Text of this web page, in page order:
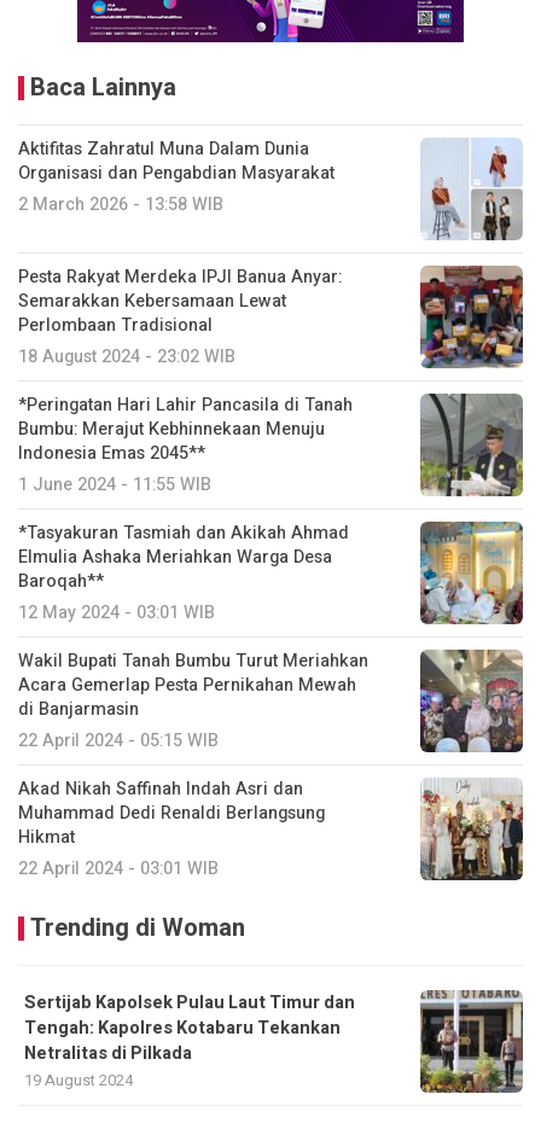
Baca Lainnya
Aktifitas Zahratul Muna Dalam Dunia
Organisasi dan Pengabdian Masyarakat
2 March 2026 - 13:58 WIB
Pesta Rakyat Merdeka IPJI Banua Anyar:
Semarakkan Kebersamaan Lewat
Perlombaan Tradisional
18 August 2024 - 23:02 WIB
*Peringatan Hari Lahir Pancasila di Tanah
Bumbu: Merajut Kebhinnekaan Menuju
Indonesia Emas 2045**
1 June 2024 - 11:55 WIB
*Tasyakuran Tasmiah dan Akikah Ahmad
Elmulia Ashaka Meriahkan Warga Desa
Baroqah**
12 May 2024 - 03:01 WIB
Wakil Bupati Tanah Bumbu Turut Meriahkan
Acara Gemerlap Pesta Pernikahan Mewah
di Banjarmasin
22 April 2024 - 05:15 WIB
Akad Nikah Saffinah Indah Asri dan
Muhammad Dedi Renaldi Berlangsung
Hikmat
22 April 2024 - 03:01 WIB
Trending di Woman
Sertijab Kapolsek Pulau Laut Timur dan
Tengah: Kapolres Kotabaru Tekankan
Netralitas di Pilkada
19 August 2024